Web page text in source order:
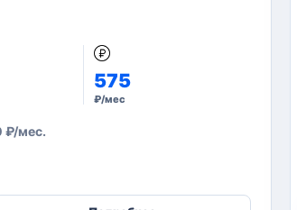
575
₽/мес
₽/мес.